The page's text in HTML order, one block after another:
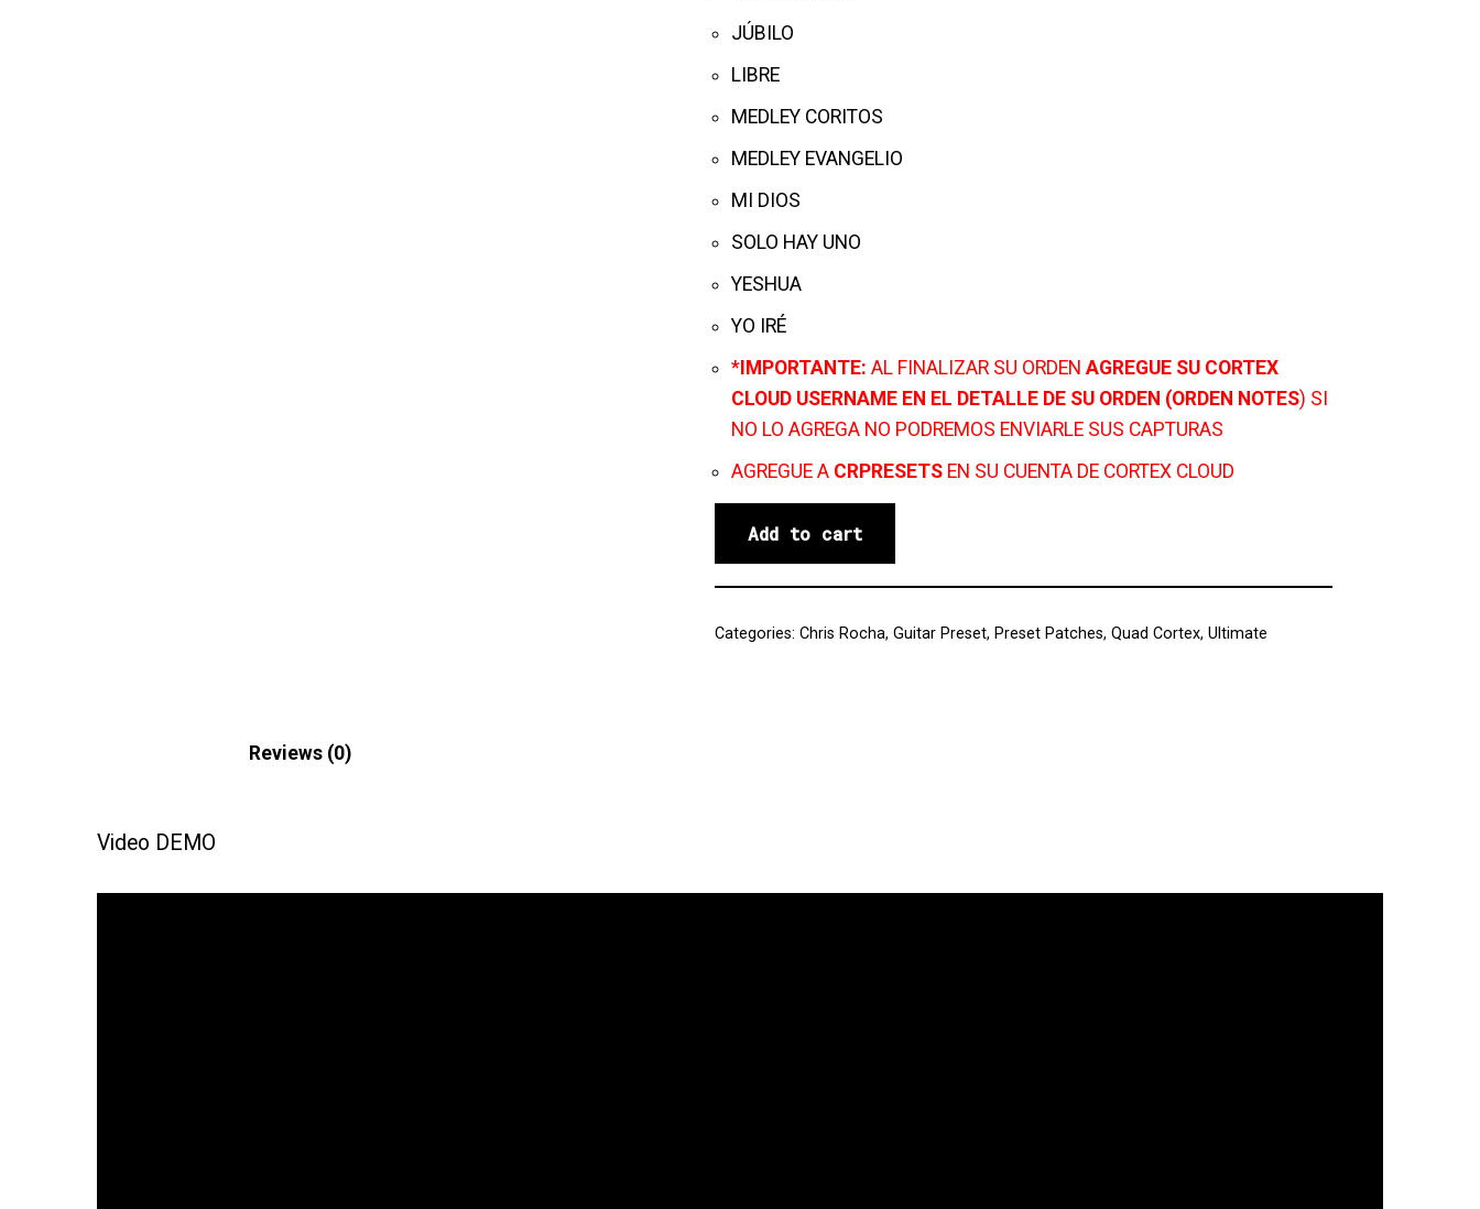
JÚBILO
LIBRE
MEDLEY CORITOS
MEDLEY EVANGELIO
MI DIOS
SOLO HAY UNO
YESHUA
YO IRÉ
*IMPORTANTE: AL FINALIZAR SU ORDEN AGREGUE SU CORTEX
CLOUD USERNAME EN EL DETALLE DE SU ORDEN (ORDEN NOTES) SI
NO LO AGREGA NO PODREMOS ENVIARLE SUS CAPTURAS
AGREGUE A CRPRESETSEN SU CUENTA DE CORTEX CLOUD
Add to cart
Categories: Chris Rocha, Guitar Preset, Preset Patches, Quad Cortex, Ultimate
Reviews (0)
Video DEMO